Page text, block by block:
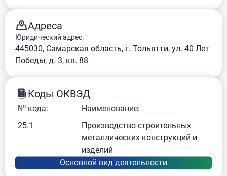
Адреса
Юридический адрес:
445030, Самарская область, г. Тольятти, ул. 40 Лет
Победы, д. 3, кв. 88
Коды ОКВЭД
№ кода:
Наименование:
25.1
Производство строительных
металлических конструкций и
изделий